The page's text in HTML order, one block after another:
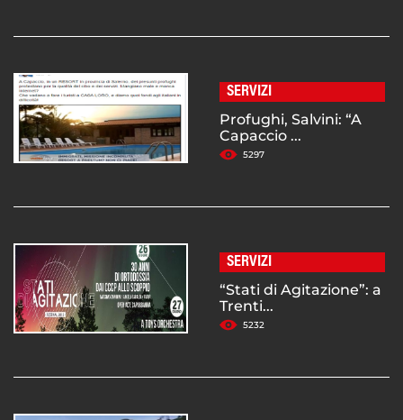
SERVIZI
Profughi, Salvini: “A
Capaccio ...
5297
SERVIZI
“Stati di Agitazione”: a
Trenti...
5232